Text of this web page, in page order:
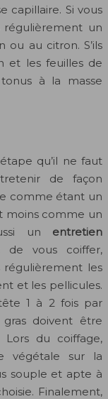
capillaire. Si vous
régulièrement un
ou au citron. S’ils
et les feuilles de
à la masse
qu’il ne faut
de façon
comme étant un
moins comme un
un entretien
de vous coiffer,
régulièrement les
et les pellicules.
1 à 2 fois par
gras doivent être
du coiffage,
végétale sur la
souple et apte à
Finalement,